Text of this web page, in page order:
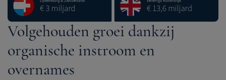
Volgehouden groei dankzij
organische instroom en
overnames